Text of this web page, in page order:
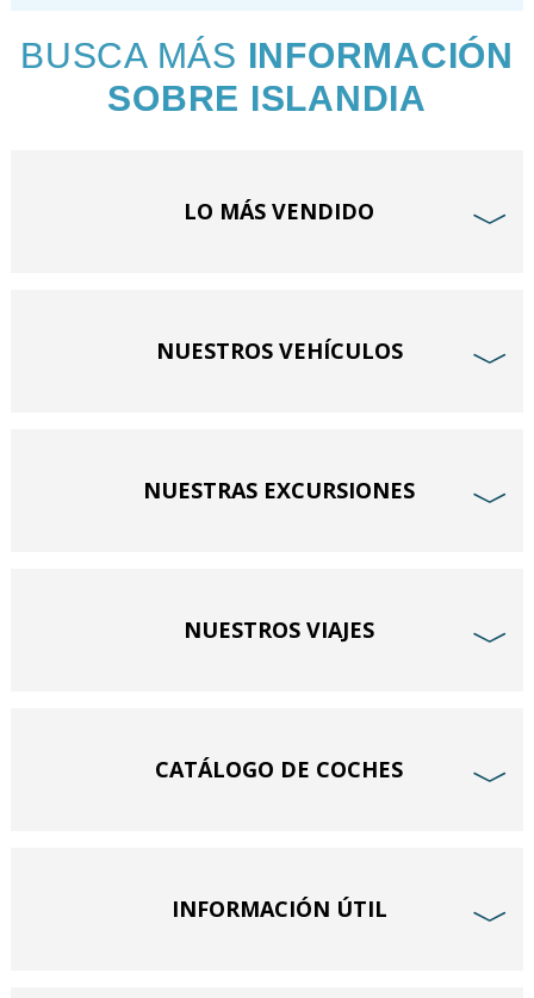
BUSCA MÁS INFORMACIÓN
SOBRE ISLANDIA
LO MÁS VENDIDO ﹀
NUESTROS VEHÍCULOS ﹀
NUESTRAS EXCURSIONES ﹀
NUESTROS VIAJES ﹀
CATÁLOGO DE COCHES ﹀
INFORMACIÓN ÚTIL ﹀